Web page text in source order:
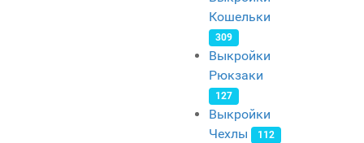
Кошельки
309
Выкройки
Рюкзаки
127
Выкройки
Чехлы
112